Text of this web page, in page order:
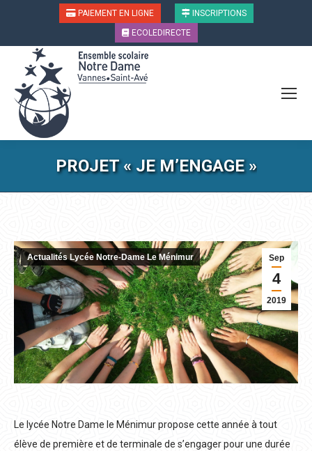
PAIEMENT EN LIGNE
INSCRIPTIONS
ECOLEDIRECTE
PROJET « JE M’ENGAGE »
Sep
4
2019
Actualités Lycée Notre-Dame Le Ménimur
Le lycée Notre Dame le Ménimur propose cette année à tout
élève de première et de terminale de s’engager pour une durée